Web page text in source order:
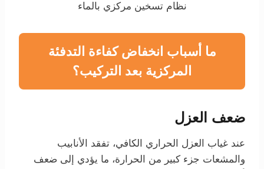
نظام تسخين مركزي بالماء
ما أسباب انخفاض كفاءة التدفئة
المركزية بعد التركيب؟
ضعف العزل
عند غياب العزل الحراري الكافي، تفقد الأنابيب
والمشعات جزء كبير من الحرارة، ما يؤدي إلى ضعف